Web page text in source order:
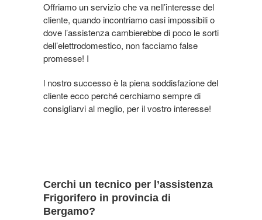
Offriamo un servizio che va nell’interesse del
cliente, quando incontriamo casi impossibili o
dove l’assistenza cambierebbe di poco le sorti
dell’elettrodomestico, non facciamo false
promesse! I
l nostro successo è la piena soddisfazione del
cliente ecco perché cerchiamo sempre di
consigliarvi al meglio, per il vostro interesse!
Cerchi un tecnico per l’assistenza
Frigorifero in provincia di
Bergamo?